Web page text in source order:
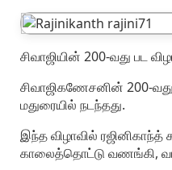
சிவாஜியின் 200-வது பட
சிவாஜிகணேசனின் 200-வது
மதுரையில் நடந்தது.
இந்த விழாவில்
காலைத்தொட்டு வணங்கி,